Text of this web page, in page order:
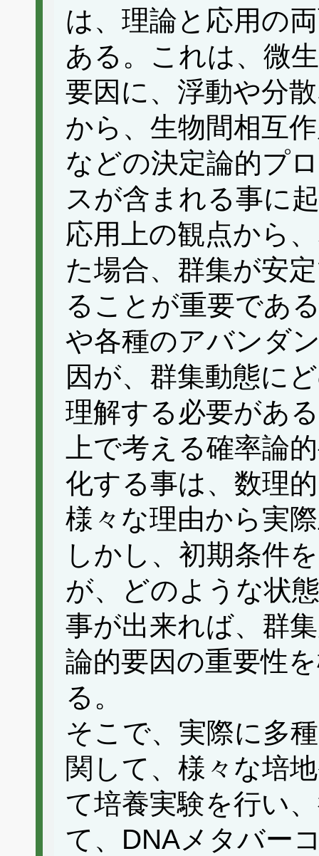
は、理論と応用の
ある。これは、微
要因に、浮動や分
から、生物間相互
などの決定論的プ
スが含まれる事に
応用上の観点から
た場合、群集が安
ることが重要であ
や各種のアバンダ
因が、群集動態に
理解する必要があ
上で考える確率論
化する事は、数理
様々な理由から実
しかし、初期条件
が、どのような状
事が出来れば、群
論的要因の重要性
る。
そこで、実際に多
関して、様々な培
て培養実験を行い
て、DNAメタバー